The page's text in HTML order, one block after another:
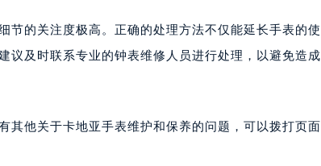
节的关注度极高。正确的处理方法不仅能延长手表的使
议及时联系专业的钟表维修人员进行处理，以避免造成
其他关于卡地亚手表维护和保养的问题，可以拨打页面